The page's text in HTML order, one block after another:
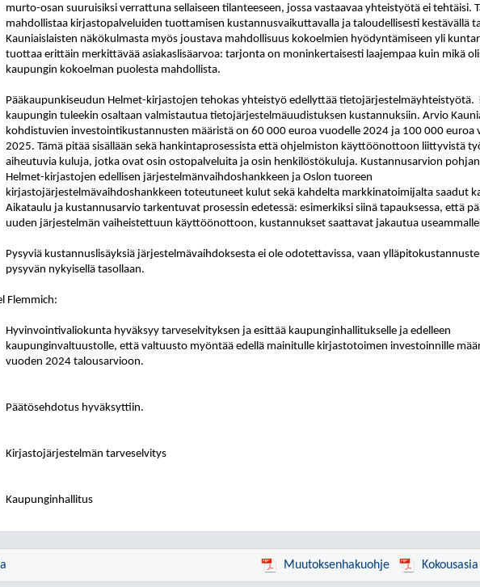
murto-osan suuruisiksi verrattuna sellaiseen tilanteeseen, jossa vastaavaa yhteistyötä ei tehtäisi.
mahdollistaa kirjastopalveluiden tuottamisen kustannusvaikuttavalla ja taloudellisesti kestävällä
Kauniaislaisten näkökulmasta myös joustava mahdollisuus kokoelmien hyödyntämiseen yli
tuottaa erittäin merkittävää asiakaslisäarvoa: tarjonta on moninkertaisesti laajempaa kuin mikä
kaupungin kokoelman puolesta mahdollista.
Pääkaupunkiseudun Helmet-kirjastojen tehokas yhteistyö edellyttää tietojärjestelmäyhteistyötä.
kaupungin tuleekin osaltaan valmistautua tietojärjestelmäuudistuksen kustannuksiin. Arvio
kohdistuvien investointikustannusten määristä on 60 000 euroa vuodelle 2024 ja 100 000 euroa
2025. Tämä pitää sisällään sekä hankintaprosessista että ohjelmiston käyttöönottoon liittyvistä
aiheutuvia kuluja, jotka ovat osin ostopalveluita ja osin henkilöstökuluja. Kustannusarvion
Helmet-kirjastojen edellisen järjestelmänvaihdoshankkeen ja Oslon tuoreen
kirjastojärjestelmävaihdoshankkeen toteutuneet kulut sekä kahdelta markkinatoimijalta saadut
Aikataulu ja kustannusarvio tarkentuvat prosessin edetessä: esimerkiksi siinä tapauksessa, että
uuden järjestelmän vaiheistettuun käyttöönottoon, kustannukset saattavat jakautua
Pysyviä kustannuslisäyksiä järjestelmävaihdoksesta ei ole odotettavissa, vaan
pysyvän nykyisellä tasollaan.
Flemmich:
Hyvinvointivaliokunta hyväksyy tarveselvityksen ja esittää kaupunginhallitukselle ja edelleen
kaupunginvaltuustolle, että valtuusto myöntää edellä mainitulle kirjastotoimen investoinnille
vuoden 2024 talousarvioon.
Päätösehdotus hyväksyttiin.
Kirjastojärjestelmän tarveselvitys
Kaupunginhallitus
Muutoksenhakuohje